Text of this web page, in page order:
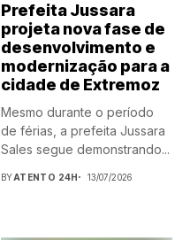
Prefeita Jussara
projeta nova fase de
desenvolvimento e
modernização para a
cidade de Extremoz
Mesmo durante o período
de férias, a prefeita Jussara
Sales segue demonstrando...
BYATENTO 24H 13/07/2026